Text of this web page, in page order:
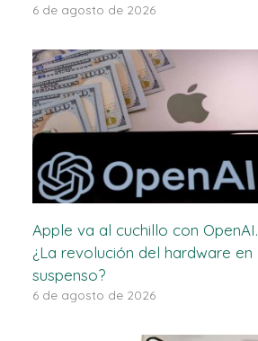
6 de agosto de 2026
Apple va al cuchillo con OpenAI.
¿La revolución del hardware en
suspenso?
6 de agosto de 2026